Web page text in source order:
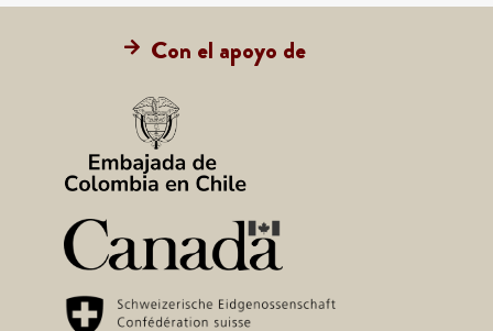
Con el apoyo de